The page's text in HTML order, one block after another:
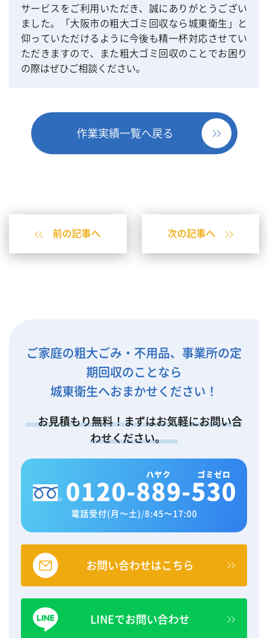
サービスをご利用いただき、誠にありがとうござい
ました。「大阪市の粗大ゴミ回収なら城東衛生」と
仰っていただけるように今後も精一杯対応させてい
ただきますので、また粗大ゴミ回収のことでお困り
の際はぜひご相談ください。
作業実績一覧へ戻る
前の記事へ 次の記事へ
ご家庭の粗大ごみ・不用品、事業所の定
期回収のことなら
城東衛生へおまかせください！
お見積もり無料！まずはお気軽にお問い合
わせください。
電話受付(月～土) /8:45～17:00
お問い合わせはこちら
LINEでお問い合わせ